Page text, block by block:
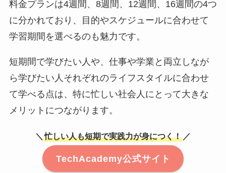
料金プランは4週間、8週間、12週間、16週間の4つ
に分かれており、目的やスケジュールに合わせて
学習期間を選べるのも魅力です。
短期間で学びたい人や、仕事や学業と両立しなが
ら学びたい人それぞれのライフスタイルに合わせ
て学べる点は、特に忙しい社会人にとって大きな
メリットにつながります。
＼ 忙しい人も短期で実践力が身につく！ ／
TechAcademy公式サイト